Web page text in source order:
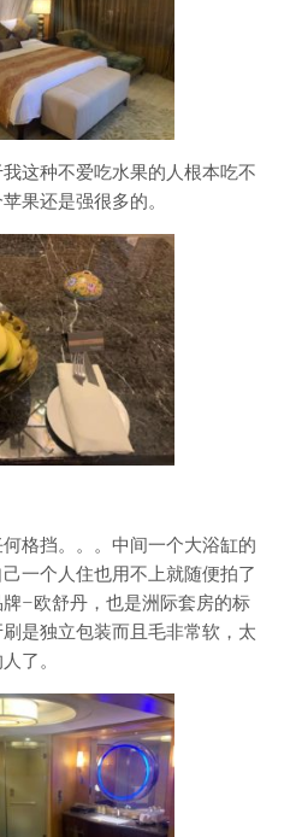
这种不爱吃水果的人根本吃不
果还是强很多的。
格挡。。。中间一个大浴缸的
一个人住也用不上就随便拍了
–欧舒丹，也是洲际套房的标
是独立包装而且毛非常软，太
了。